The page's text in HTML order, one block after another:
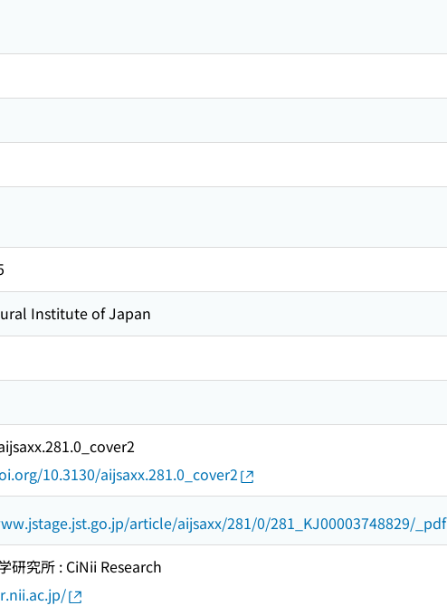
Institute of Japan
10.3130/aijsaxx.281.0_cover2
article/aijsaxx/281/0/281_KJ00003748829/_pdf
研究所 : CiNii Research